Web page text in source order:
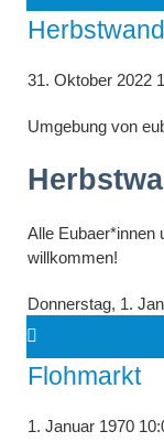
31. Oktober 2022
Umgebung von
Alle Eubaer*innen
willkommen!
Donnerstag, 1.
Flohmarkt
1. Januar 1970